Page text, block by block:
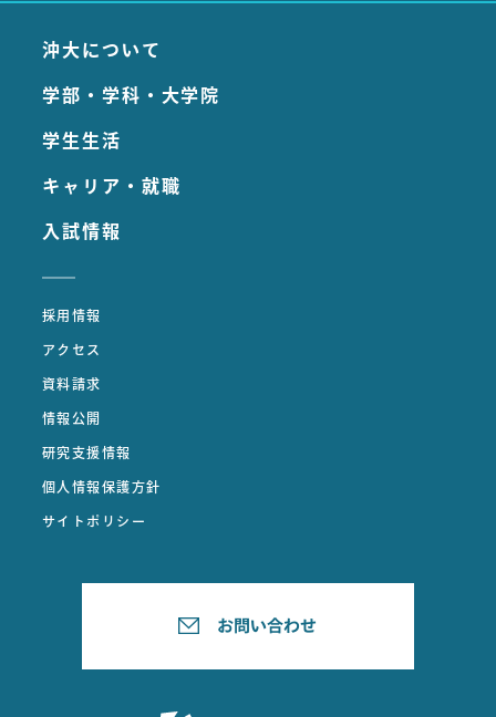
沖大について
学部・学科・大学院
学生生活
キャリア・就職
入試情報
採用情報
アクセス
資料請求
情報公開
研究支援情報
個人情報保護方針
サイトポリシー